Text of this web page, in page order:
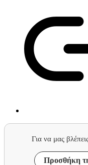
Για να μας
Προσθήκη